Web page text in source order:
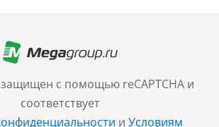
с помощью reCAPTCHA и
соответствует
и Условиям
10
33